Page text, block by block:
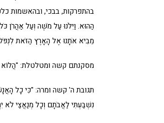
בהתפרקות, בבכי, ובהאשמות
הַהוּא. וַיִּלֹּנוּ עַל מֹשֶׁה וְעַל אַהֲרֹן
מֵבִיא אֹתָנוּ אֶל הָאָרֶץ הַזֹּאת לִנְפֹּל
מסקנתם קשה ומטלטלת: "הֲלוֹא
תגובת ה' קשה ומרה: "כִּי כָל
נִשְׁבַּעְתִּי לַאֲבֹתָם וְכָל מְנַאֲצַי לֹא